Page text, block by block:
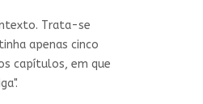
Trata-se
apenas cinco
capítulos, em que